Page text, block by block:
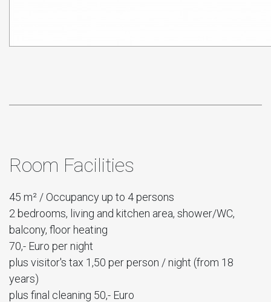
Room Facilities
45 m² / Occupancy up to 4 persons
2 bedrooms, living and kitchen area, shower/WC,
balcony, floor heating
70,- Euro per night
plus visitor's tax 1,50 per person / night (from 18
years)
plus final cleaning 50,- Euro